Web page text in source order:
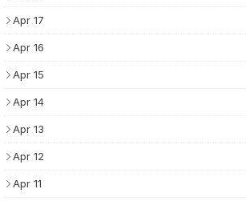
Apr 17
Apr 16
Apr 15
Apr 14
Apr 13
Apr 12
Apr 11